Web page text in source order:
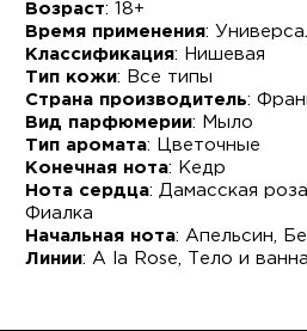
Возраст: 18+
Время применения:
Классификация: Нишевая
Тип кожи: Все типы
Страна производитель:
Вид парфюмерии: Мыло
Тип аромата: Цветочные
Конечная нота: Кедр
Нота сердца: Дамасская
Фиалка
Начальная нота: Апельсин,
Линии: A la Rose, Тело и ванна